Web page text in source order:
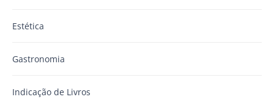
Estética
Gastronomia
Indicação de Livros